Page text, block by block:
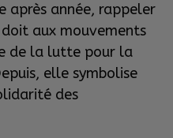
après année, rappeler
aux mouvements
de la lutte pour la
elle symbolise
des